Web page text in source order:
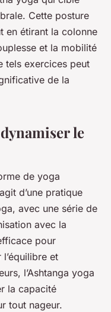
Cette posture
en étirant la colonne
et la mobilité
tels exercices peut
de la
le
de yoga
d’une pratique
avec une série de
avec la
pour
et
l’Ashtanga yoga
la capacité
tout nageur.